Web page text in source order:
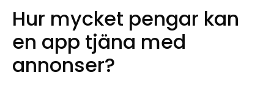
Hur mycket pengar kan
en app tjäna med
annonser?